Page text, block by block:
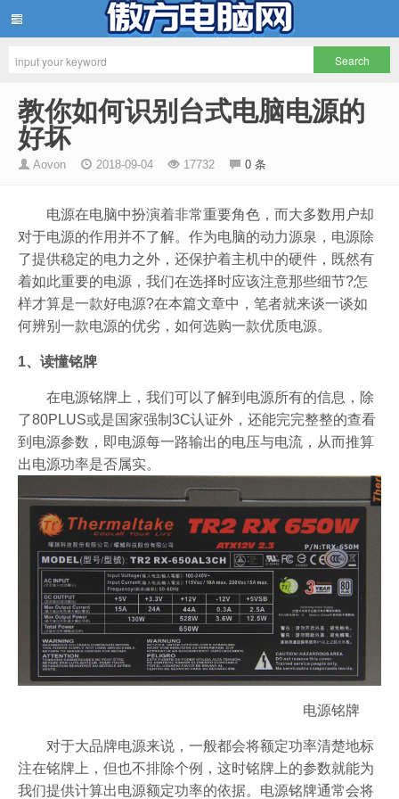
傲方电脑网
教你如何识别台式电脑电源的
好坏
Aovon 2018-09-04 17732 0 条
电源在电脑中扮演着非常重要角色，而大多数用户却
对于电源的作用并不了解。作为电脑的动力源泉，电源除
了提供稳定的电力之外，还保护着主机中的硬件，既然有
着如此重要的电源，我们在选择时应该注意那些细节?怎
样才算是一款好电源?在本篇文章中，笔者就来谈一谈如
何辨别一款电源的优劣，如何选购一款优质电源。
1、读懂铭牌
在电源铭牌上，我们可以了解到电源所有的信息，除
了80PLUS或是国家强制3C认证外，还能完完整整的查看
到电源参数，即电源每一路输出的电压与电流，从而推算
出电源功率是否属实。
电源铭牌
对于大品牌电源来说，一般都会将额定功率清楚地标
注在铭牌上，但也不排除个例，这时铭牌上的参数就能为
我们提供计算出电源额定功率的依据。电源铭牌通常会将